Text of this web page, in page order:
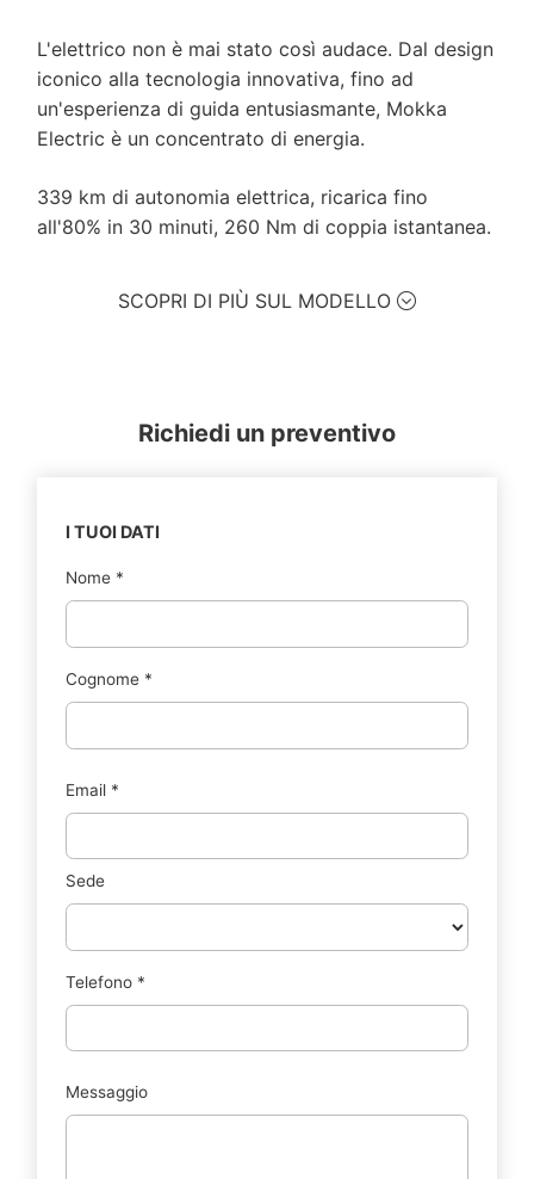
L'elettrico non è mai stato così audace. Dal design
iconico alla tecnologia innovativa, fino ad
un'esperienza di guida entusiasmante, Mokka
Electric è un concentrato di energia.
339 km di autonomia elettrica, ricarica fino
all'80% in 30 minuti, 260 Nm di coppia istantanea.
SCOPRI DI PIÙ SUL MODELLO
Richiedi un preventivo
I TUOI DATI
Nome *
Cognome *
Email *
Sede
Telefono *
Messaggio